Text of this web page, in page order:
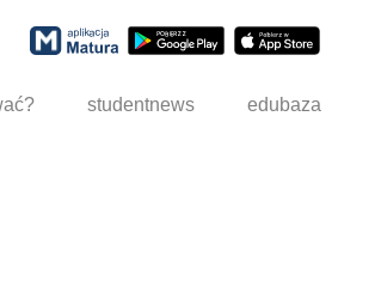
studentnews edubaza